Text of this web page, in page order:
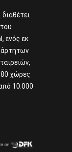
ενός εκ
80 χώρες
10.000